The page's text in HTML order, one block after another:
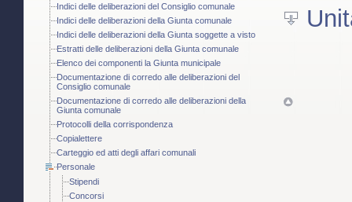
Indici delle deliberazioni del Consiglio comunale
Indici delle deliberazioni della Giunta comunale
Indici delle deliberazioni della Giunta soggette a visto
Estratti delle deliberazioni della Giunta comunale
Elenco dei componenti la Giunta municipale
Documentazione di corredo alle deliberazioni del
Consiglio comunale
Documentazione di corredo alle deliberazioni della
Giunta comunale
Protocolli della corrispondenza
Copialettere
Carteggio ed atti degli affari comunali
Personale
Stipendi
Concorsi